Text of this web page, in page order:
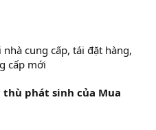
cung cấp, tái đặt hàng,
cấp mới
thù phát sinh của Mua